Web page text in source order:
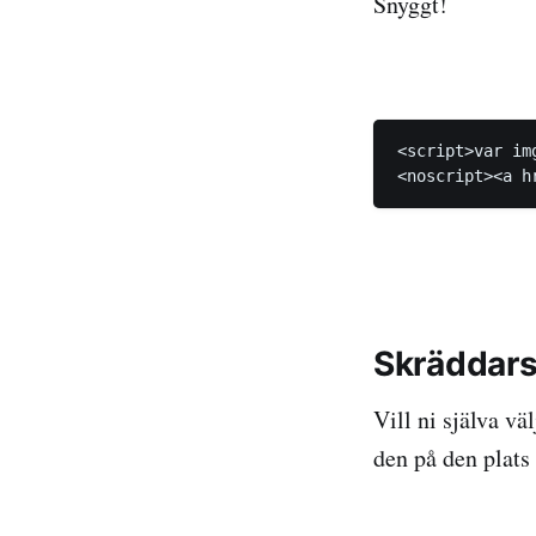
<script>var
<noscript><a
Vill ni själva
den på den